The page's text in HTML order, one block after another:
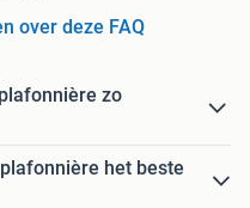
over deze FAQ
zo
het beste